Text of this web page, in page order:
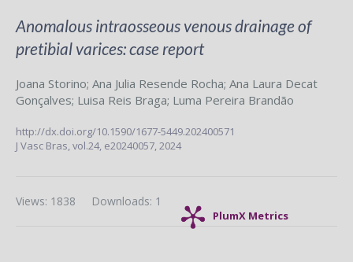
Anomalous intraosseous venous drainage of
pretibial varices: case report
Joana Storino; Ana Julia Resende Rocha; Ana Laura Decat
Gonçalves; Luisa Reis Braga; Luma Pereira Brandão
http://dx.doi.org/10.1590/1677-5449.202400571
J Vasc Bras,vol.24, e20240057, 2024
PlumX Metrics
Downloads: 1
Views: 1838